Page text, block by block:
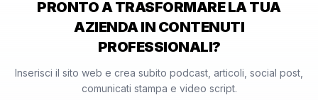
PRONTO A TRASFORMARE LA TUA
AZIENDA IN CONTENUTI
PROFESSIONALI?
Inserisci il sito web e crea subito podcast, articoli, social post,
comunicati stampa e video script.